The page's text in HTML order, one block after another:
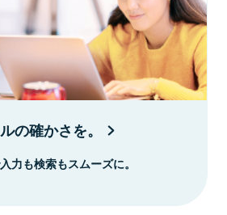
の確かさを。
力も検索もスムーズに。